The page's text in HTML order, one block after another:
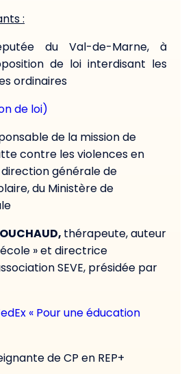
:
du Val-de-Marne, à
de loi interdisant les
ordinaires
de loi)
de la mission de
contre les violences en
générale de
du Ministère de
thérapeute, auteur
» et directrice
SEVE, présidée par
« Pour une éducation
de CP en REP+